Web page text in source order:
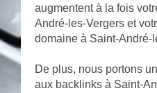
augmentent à la fois
André-les-Vergers et
domaine à Saint-André-
De plus, nous portons
aux backlinks à Saint-